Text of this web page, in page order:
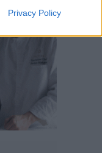
Privacy Policy